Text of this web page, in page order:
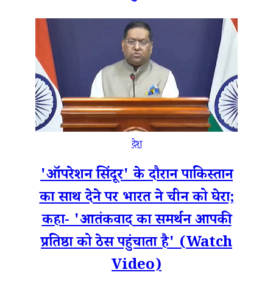
देश
'ऑपरेशन सिंदूर' के दौरान पाकिस्तान
का साथ देने पर भारत ने चीन को घेरा;
कहा- 'आतंकवाद का समर्थन आपकी
प्रतिष्ठा को ठेस पहुंचाता है' (Watch
Video)